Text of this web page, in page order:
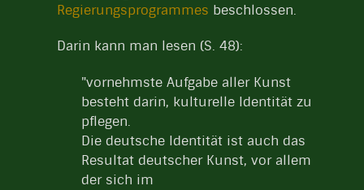
Regierungsprogrammes beschlossen.
Darin kann man lesen (S. 48):
"vornehmste Aufgabe aller Kunst
besteht darin, kulturelle Identität zu
pflegen.
Die deutsche Identität ist auch das
Resultat deutscher Kunst, vor allem
der sich im